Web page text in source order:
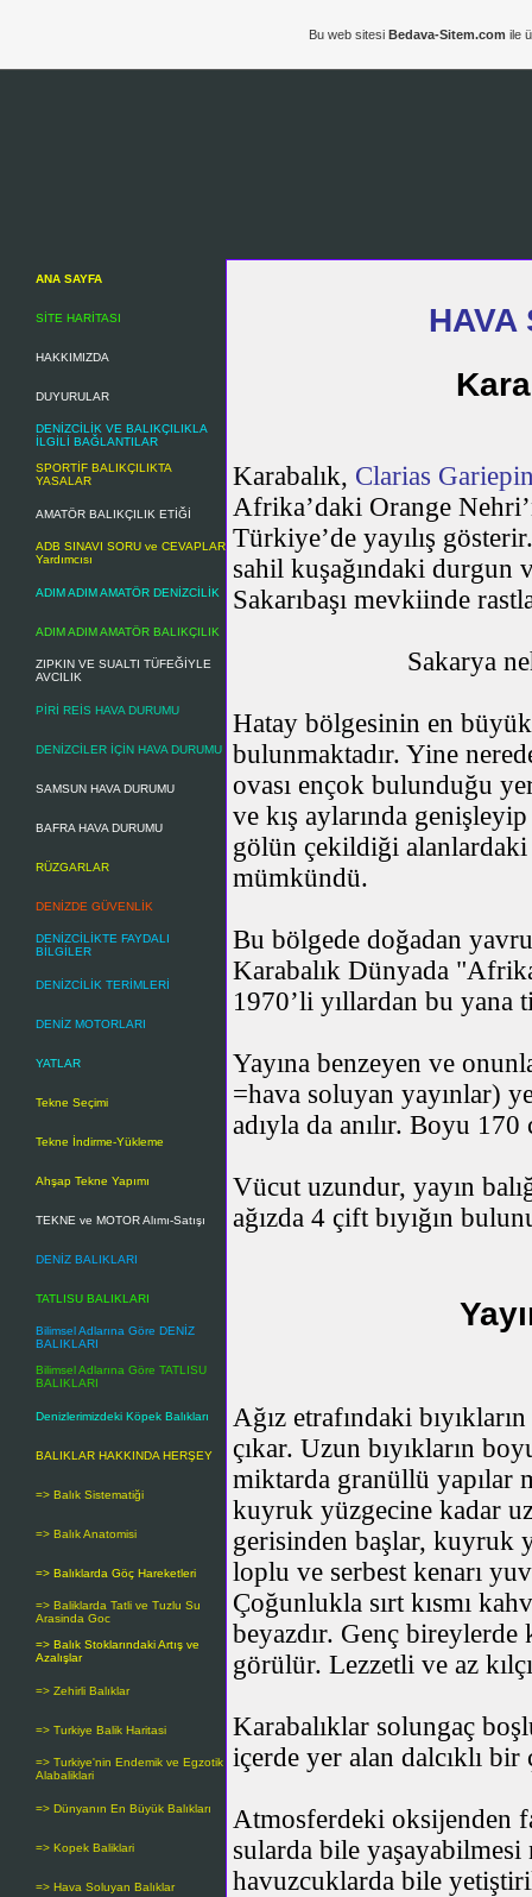
ANA SAYFA
SİTE HARİTASI
HAKKIMIZDA
DUYURULAR
DENİZCİLİK VE BALIKÇILIKLA
İLGİLİ BAĞLANTILAR
SPORTİF BALIKÇILIKTA
YASALAR
AMATÖR BALIKÇILIK ETİĞİ
ADB SINAVI SORU ve CEVAPLAR
Yardımcısı
ADIM ADIM AMATÖR DENİZCİLİK
ADIM ADIM AMATÖR BALIKÇILIK
ZIPKIN VE SUALTI TÜFEĞİYLE
AVCILIK
PİRİ REİS HAVA DURUMU
DENİZCİLER İÇİN HAVA DURUMU
SAMSUN HAVA DURUMU
BAFRA HAVA DURUMU
RÜZGARLAR
DENİZDE GÜVENLİK
DENİZCİLİKTE FAYDALI
BİLGİLER
DENİZCİLİK TERİMLERİ
DENİZ MOTORLARI
YATLAR
Tekne Seçimi
Tekne İndirme-Yükleme
Ahşap Tekne Yapımı
TEKNE ve MOTOR Alımı-Satışı
DENİZ BALIKLARI
TATLISU BALIKLARI
Bilimsel Adlarına Göre DENİZ
BALIKLARI
Bilimsel Adlarına Göre TATLISU
BALIKLARI
Denizlerimizdeki Köpek Balıkları
BALIKLAR HAKKINDA HERŞEY
=> Balık Sistematiği
=> Balık Anatomisi
=> Balıklarda Göç Hareketleri
=> Baliklarda Tatli ve Tuzlu Su
Arasinda Goc
=> Balık Stoklarındaki Artış ve
Azalışlar
=> Zehirli Balıklar
=> Turkiye Balik Haritasi
=> Turkiye'nin Endemik ve Egzotik
Alabaliklari
=> Dünyanın En Büyük Balıkları
=> Kopek Baliklari
=> Hava Soluyan Balıklar
HAVA
Karabalık, Clarias
Afrika’daki Orange
Türkiye’de yayılış
sahil kuşağındaki durgun
Sakarıbaşı mevkiinde
Sakarya
Hatay bölgesinin en
bulunmaktadır. Yine
ovası ençok bulunduğu
ve kış aylarında
gölün çekildiği
mümkündü.
Bu bölgede doğadan
Karabalık Dünyada
1970’li yıllardan bu
Yayına benzeyen ve
=hava soluyan yayınlar)
adıyla da anılır. Boyu
Vücut uzundur, yayın
ağızda 4 çift bıyığın
Ağız etrafındaki
çıkar. Uzun bıyıkların
miktarda granüllü yapılar
kuyruk yüzgecine kadar
gerisinden başlar, kuyruk
loplu ve serbest kenarı
Çoğunlukla sırt kısmı
beyazdır. Genç
görülür. Lezzetli ve az
Karabalıklar solungaç
içerde yer alan dalcıklı
Atmosferdeki oksijenden
sularda bile
havuzcuklarda bile
Bu web sitesi Bedava-Sitem.com ile